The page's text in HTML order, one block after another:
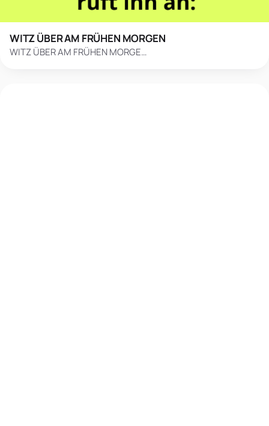
WITZ ÜBER AM FRÜHEN MORGEN
WITZ ÜBER AM FRÜHEN MORGE…